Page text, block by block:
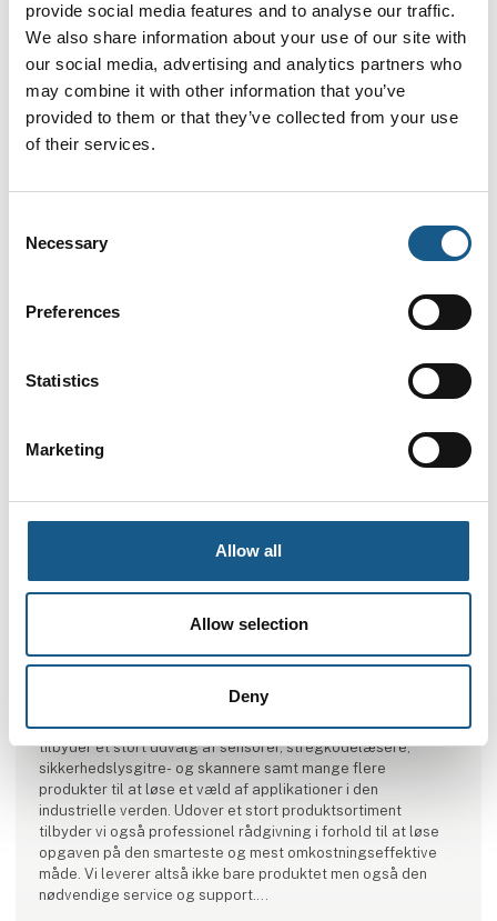
provide social media features and to analyse our traffic.
We also share information about your use of our site with
our social media, advertising and analytics partners who
may combine it with other information that you’ve
provided to them or that they’ve collected from your use
of their services.
Selection
Necessary
Preferences
Statistics
Marketing
Allow all
Allow selection
Deny
IVS 108, IVS 1048i/DCR 1048i Simple
Vision kamera
Leuze electronic Scandinavia ApS
Leuze er et over 60 år gammelt familieejet tysk selskab med
datter-selskaber og distributører over hele verden. Vi
tilbyder et stort udvalg af sensorer, stregkodelæsere,
sikkerhedslysgitre- og skannere samt mange flere
produkter til at løse et væld af applikationer i den
industrielle verden. Udover et stort produktsortiment
tilbyder vi også professionel rådgivning i forhold til at løse
opgaven på den smarteste og mest omkostningseffektive
måde. Vi leverer altså ikke bare produktet men også den
nødvendige service og support.